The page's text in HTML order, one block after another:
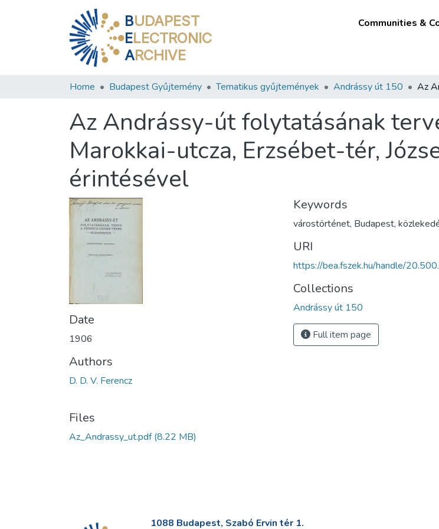
BUDAPEST
ELECTRONIC
ARCHIVE
Communities &
Home Budapest Gyűjtemény Tematikus gyűjtemények Andrássy út 150
Az Andrássy-út folytatásának
Marokkai-utcza, Erzsébet-tér,
érintésével
Date
1906
Authors
D. D. V. Ferencz
Files
Az_Andrassy_ut.pdf(8.22 MB)
Keywords
várostörténet, Budapest,
URI
https://bea.fszek.hu/handle/
Collections
Andrássy út 150
Full item page
1088 Budapest, Szabó Ervin tér 1.